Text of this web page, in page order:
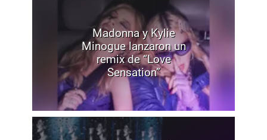
Madonna y Kylie
Minogue lanzaron un
remix de “Love
Sensation”